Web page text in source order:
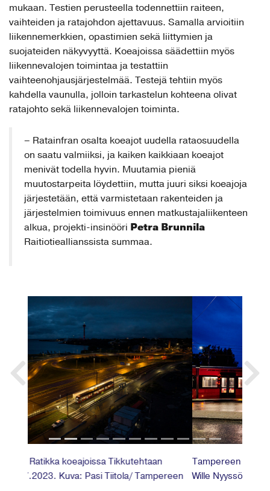
mukaan. Testien perusteella todennettiin raiteen,
vaihteiden ja ratajohdon ajettavuus. Samalla arvioitiin
liikennemerkkien, opastimien sekä liittymien ja
suojateiden näkyvyyttä. Koeajoissa säädettiin myös
liikennevalojen toimintaa ja testattiin
vaihteenohjausjärjestelmää. Testejä tehtiin myös
kahdella vaunulla, jolloin tarkastelun kohteena olivat
ratajohto sekä liikennevalojen toiminta.
– Ratainfran osalta koeajot uudella rataosuudella
on saatu valmiiksi, ja kaiken kaikkiaan koeajot
menivät todella hyvin. Muutamia pieniä
muutostarpeita löydettiin, mutta juuri siksi koeajoja
järjestetään, että varmistetaan rakenteiden ja
järjestelmien toimivuus ennen matkustajaliikenteen
alkua, projekti-insinööri Petra Brunnila
Raitiotieallianssista summaa.
Tampereen Ratikka Santalahden koeajoissa. Kuva:
Wille Nyyssönen
Previous